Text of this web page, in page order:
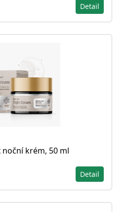
Detail
noční krém, 50 ml
Detail